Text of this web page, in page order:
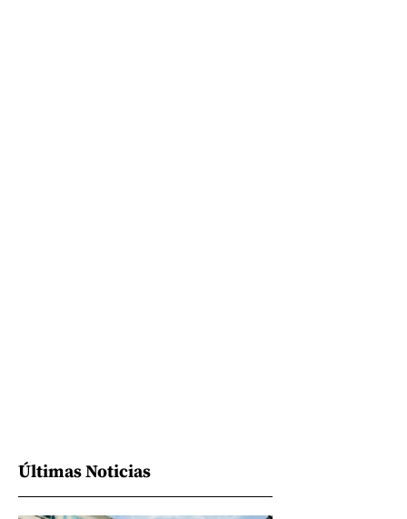
Últimas Noticias